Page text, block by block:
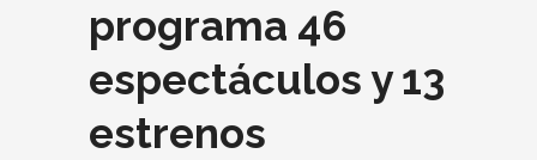
programa 46
espectáculos y 13
estrenos